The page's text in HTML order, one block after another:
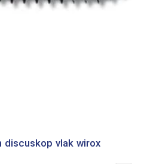
discuskop vlak wirox